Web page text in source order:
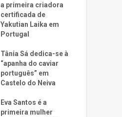
a primeira criadora
certificada de
Yakutian Laika em
Portugal
Tânia Sá dedica-se à
“apanha do caviar
português” em
Castelo do Neiva
Eva Santos é a
primeira mulher